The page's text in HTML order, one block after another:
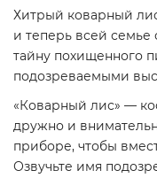
Хитрый коварный
и теперь всей семье
тайну похищенного
подозреваемыми
«Коварный лис» —
дружно и
приборе, чтобы
Озвучьте имя